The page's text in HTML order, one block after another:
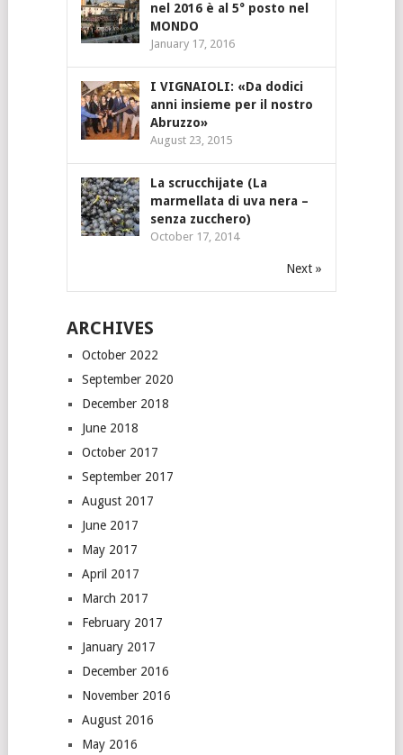
nel 2016 è al 5° posto nel
MONDO
January 17, 2016
I VIGNAIOLI: «Da dodici
anni insieme per il nostro
Abruzzo»
August 23, 2015
La scrucchijate (La
marmellata di uva nera –
senza zucchero)
October 17, 2014
Next »
ARCHIVES
October 2022
September 2020
December 2018
June 2018
October 2017
September 2017
August 2017
June 2017
May 2017
April 2017
March 2017
February 2017
January 2017
December 2016
November 2016
August 2016
May 2016